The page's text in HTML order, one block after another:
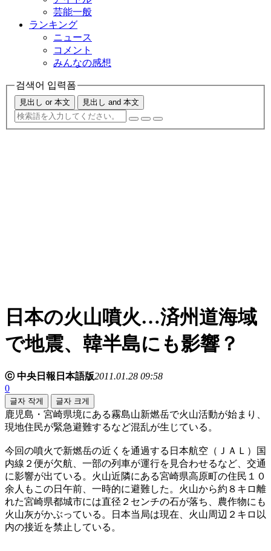
芸能一般
ランキング
ニュース
コメント
みんなの感想
검색어 입력폼
見出し or 本文 見出し and 本文
日本の火山噴火…済州道海域
で地震、韓半島にも影響？
ⓒ 中央日報日本語版2011.01.28 09:58
0
글자 작게 글자 크게
鹿児島・宮崎県境にある霧島山新燃岳で火山活動が始まり、
現地住民が緊急避難するなど混乱が生じている。
今回の噴火で新燃岳の近くを通過する日本航空（ＪＡＬ）国
内線２便が欠航、一部の列車が運行を見合わせるなど、交通
に影響が出ている。火山近隣にある宮崎県高原町の住民１０
余人もこの日午前、一時的に避難した。火山から約８キロ離
れた宮崎県都城市には直径２センチの石が落ち、農作物にも
火山灰がかぶっている。日本当局は現在、火山周辺２キロ以
内の接近を禁止している。